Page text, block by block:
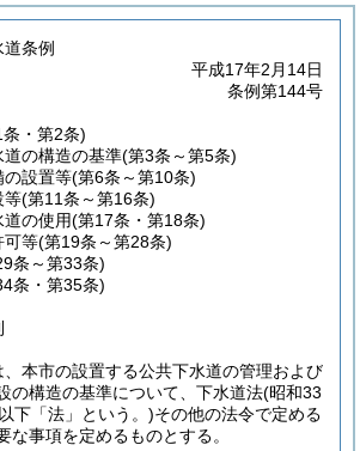
条例
平成17年2月14日
条例第144号
・第2条)
道の構造の基準(第3条～第5条)
の設置等(第6条～第10条)
等(第11条～第16条)
の使用(第17条・第18条)
可等(第19条～第28条)
条～第33条)
条・第35条)
、本市の設置する公共下水道の管理および
の構造の基準について、下水道法(昭和33
下「法」という。)その他の法令で定める
な事項を定めるものとする。